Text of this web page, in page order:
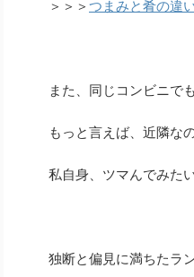
＞＞＞ つまみと肴の違
また、同じコンビニで
もっと言えば、近隣な
私自身、ツマんでみた
独断と偏見に満ちたラ